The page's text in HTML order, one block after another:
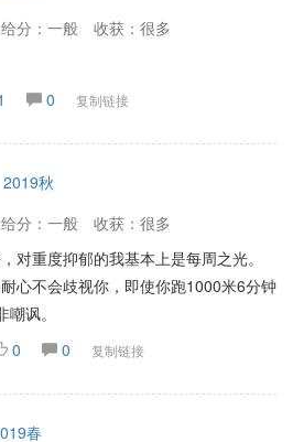
给分：一般
收获：很多
0 复制链接
2019秋
给分：一般
收获：很多
对重度抑郁的我基本上是每周之光。
心不会歧视你，即使你跑1000米6分钟
讽。
0 0 复制链接
春